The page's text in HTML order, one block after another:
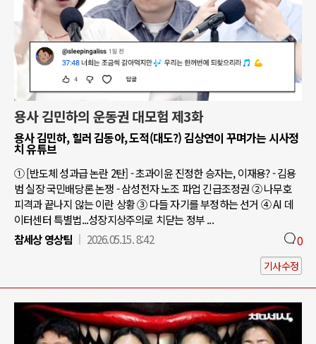
용사 김민하의 운동권 대모험 제3화
용사 김민하, 힐러 김동아, 도적(대도?) 김상연이 꾸며가는 시사정
치 유튜브
① [반도체 성과급 논란 2탄] - 초과이윤 진정한 승자는, 이재용? - 김용
범 실장 국민배당론 논쟁 - 삼성전자 노조 파업 긴급조정권 ② 나무호
피격과 끝나지 않는 이란 상황 ③ 다들 자기를 부정하는 선거 ④ AI 데
이터센터 특별법...성장지상주의로 치닫는 정부 ...
참세상 영상팀
2026.05.15. 8:42 0
기사수정